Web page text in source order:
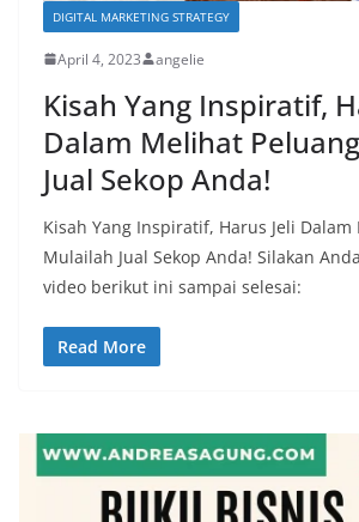
DIGITAL MARKETING STRATEGY
April 4, 2023 angelie
Kisah Yang Inspiratif,
Dalam Melihat
Jual Sekop Anda!
Kisah Yang Inspiratif, Harus Jeli
Mulailah Jual Sekop Anda! Silakan
video berikut ini sampai selesai:
Read More